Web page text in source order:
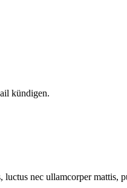
kündigen.
nec ullamcorper mattis,